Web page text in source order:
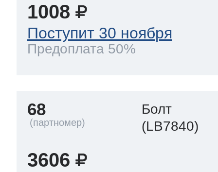
1008
Поступит 30 ноября
Предоплата 50%
68
Болт
(LB7840)
3606